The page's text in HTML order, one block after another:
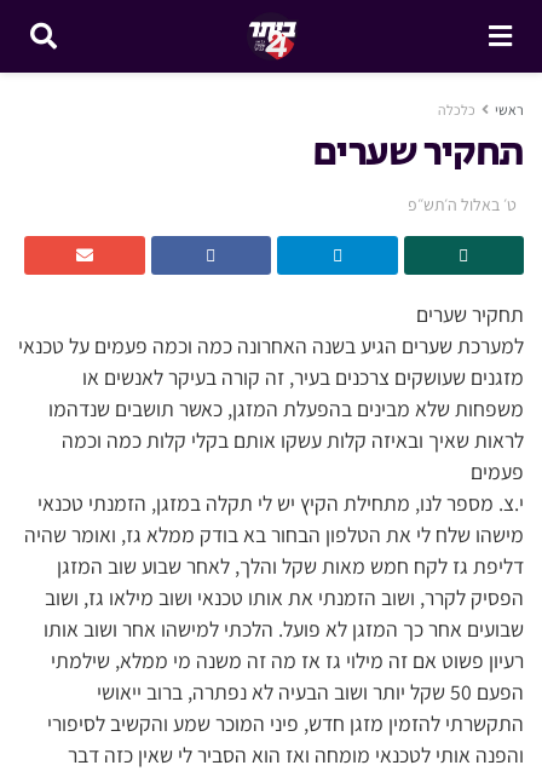
ראשי כלכלה
תחקיר שערים
ט׳ באלול ה׳תש״פ
תחקיר שערים
למערכת שערים הגיע בשנה האחרונה כמה וכמה פעמים על טכנאי
מזגנים שעושקים צרכנים בעיר, זה קורה בעיקר לאנשים או
משפחות שלא מבינים בהפעלת המזגן, כאשר תושבים שנדהמו
לראות שאיך ובאיזה קלות עשקו אותם בקלי קלות כמה וכמה
פעמים
י.צ. מספר לנו, מתחילת הקיץ יש לי תקלה במזגן, הזמנתי טכנאי
מישהו שלח לי את הטלפון הבחור בא בודק ממלא גז, ואומר שהיה
דליפת גז לקח חמש מאות שקל והלך, לאחר שבוע שוב המזגן
הפסיק לקרר, ושוב הזמנתי את אותו טכנאי ושוב מילאו גז, ושוב
שבועים אחר כך המזגן לא פועל. הלכתי למישהו אחר ושוב אותו
רעיון פשוט אם זה מילוי גז אז מה זה משנה מי ממלא, שילמתי
הפעם 50 שקל יותר ושוב הבעיה לא נפתרה, ברוב ייאושי
התקשרתי להזמין מזגן חדש, פיני המוכר שמע והקשיב לסיפורי
והפנה אותי לטכנאי מומחה ואז הוא הסביר לי שאין כזה דבר